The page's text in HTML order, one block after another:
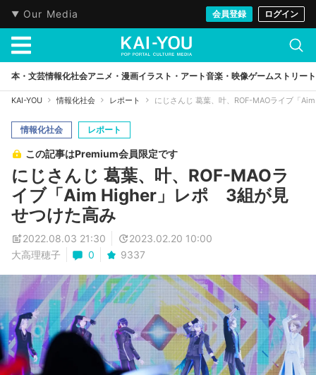
Our Media 会員登録 ログイン
本・文芸情報化社会アニメ・漫画イラスト・アート音楽・映像ゲームストリート
KAI-YOU 情報化社会 レポート にじさんじ 葛葉、叶、ROF-MAOライブ「
情報化社会 レポート
この記事はPremium会員限定です
にじさんじ 葛葉、叶、ROF-MAOラ
イブ「Aim Higher」レポ 3組が見
せつけた高み
2022.08.03 21:30
2023.02.20 10:00
大高理穂子
0 9337